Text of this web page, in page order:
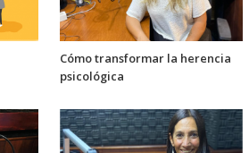
Cómo transformar la herencia
psicológica